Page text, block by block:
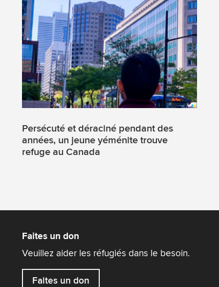
Persécuté et déraciné pendant des
années, un jeune yéménite trouve
refuge au Canada
Faites un don
Veuillez aider les réfugiés dans le besoin.
Faites un don